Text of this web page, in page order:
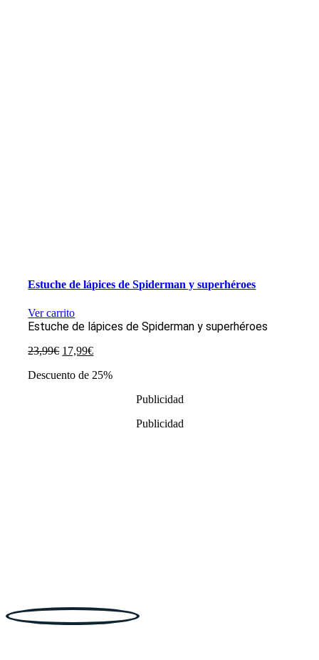
Estuche de lápices de Spiderman y superhéroes
Ver carrito
Estuche de lápices de Spiderman y superhéroes
23,99€ El
original
17,99€El
actual
Descuento de 25%
Publicidad
Publicidad